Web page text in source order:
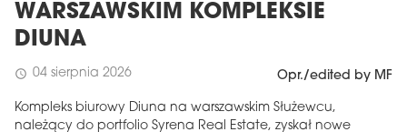
WARSZAWSKIM KOMPLEKSIE
DIUNA
schedule 04 sierpnia 2026 Opr./edited by MF
Kompleks biurowy Diuna na warszawskim Służewcu,
należący do portfolio Syrena Real Estate, zyskał nowe